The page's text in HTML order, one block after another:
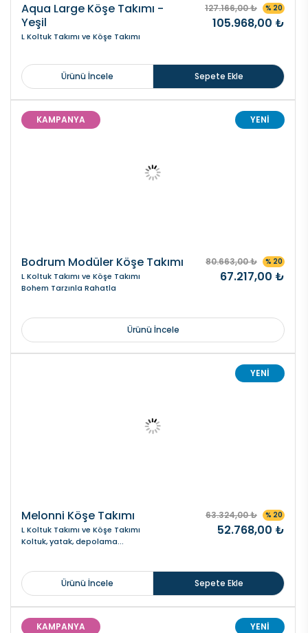
Aqua Large Köşe Takımı -
Yeşil
L Koltuk Takımı ve Köşe Takımı
127.166,00 ₺ % 20
105.968,00 ₺
Ürünü İncele Sepete Ekle
KAMPANYA YENİ
Bodrum Modüler Köşe Takımı
L Koltuk Takımı ve Köşe Takımı
Bohem Tarzınla Rahatla
80.663,00 ₺ % 20
67.217,00 ₺
Ürünü İncele
YENİ
Melonni Köşe Takımı
L Koltuk Takımı ve Köşe Takımı
Koltuk, yatak, depolama...
63.324,00 ₺ % 20
52.768,00 ₺
Ürünü İncele Sepete Ekle
KAMPANYA YENİ